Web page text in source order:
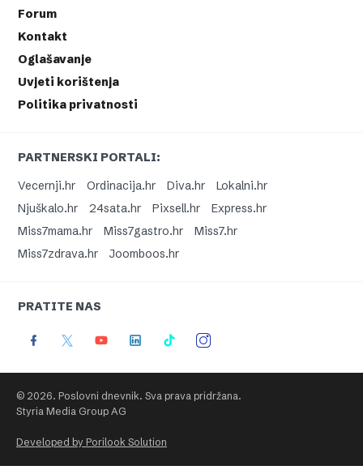
Forum
Kontakt
Oglašavanje
Uvjeti korištenja
Politika privatnosti
PARTNERSKI PORTALI:
Vecernji.hr
Ordinacija.hr Diva.hr
Lokalni.hr
Njuškalo.hr
24sata.hr Pixsell.hr
Express.hr
Miss7mama.hr
Miss7gastro.hr
Miss7.hr
Miss7zdrava.hr
Joomboos.hr
PRATITE NAS
© 2026. Poslovni dnevnik. Sva prava pridržana.
Styria Media Group AG
Developed by Porilook Solution